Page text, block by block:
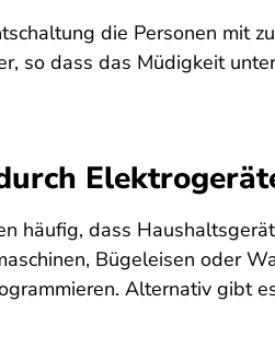
die Personen mit
so dass das Müdigkeit
häufig, dass
Bügeleisen oder
Alternativ gibt